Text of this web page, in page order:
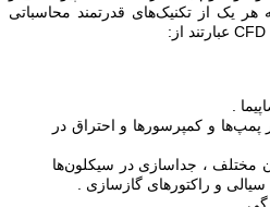
یک از تکنیک‌های قدرتمند محاسباتی
CFD عبارتند از:
.
پمپ‌ها و کمپرسورها و احتراق در
مختلف ، جداسازی در سیکلون‌ها
و راکتورهای گازسازی .
.